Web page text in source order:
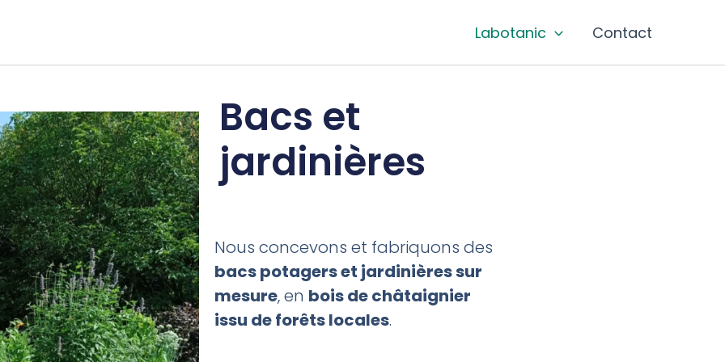
Labotanic Contact
Bacs et
jardinières
Nous concevons et fabriquons des
bacs potagers et jardinières sur
mesure, en bois de châtaignier
issu de forêts locales.